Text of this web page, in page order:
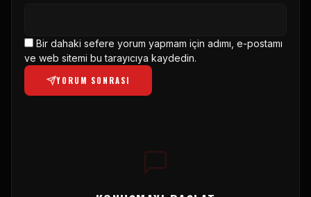
Bir dahaki sefere yorum yapmam için adımı, e-postamı
ve web sitemi bu tarayıcıya kaydedin.
YORUM SONRASI